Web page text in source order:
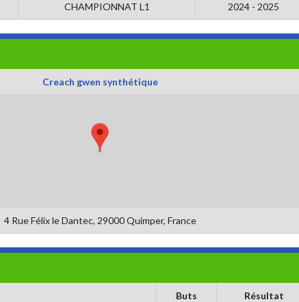
CHAMPIONNAT L1 2024 - 2025
Creach gwen synthétique
4 Rue Félix le Dantec, 29000 Quimper, France
Buts Résultat